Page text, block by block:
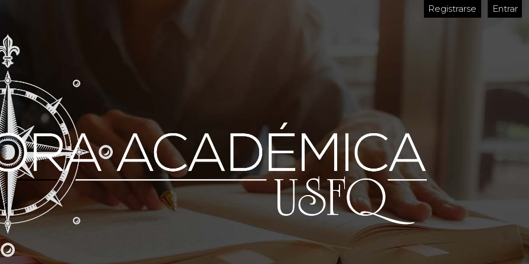
Registrarse Entrar